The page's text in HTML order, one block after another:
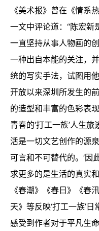
《美术报》曾在《情系
一文中评论道：“陈宏新
一直坚持从事人物画的
一种出自本能的关注，
统的写实手法，试图用
开放以来深圳所发生的
的造型和丰富的色彩表
青春的‘打工一族’人生
活是一切文艺创作的源
可言和不可替代的。’因
求更多的是生活的真实
《春潮》《春日》《春
天》等反映‘打工一族’
感受到作者对于平凡生